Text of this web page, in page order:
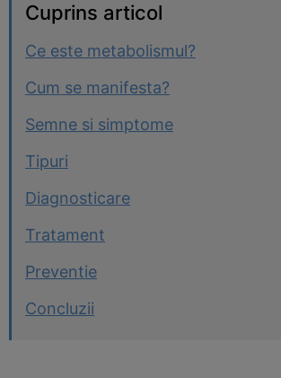
Cuprins articol
Ce este metabolismul?
Cum se manifesta?
Semne si simptome
Tipuri
Diagnosticare
Tratament
Preventie
Concluzii